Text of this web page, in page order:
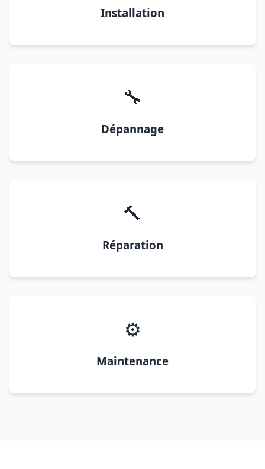
Installation
🔧
Dépannage
🔨
Réparation
⚙️
Maintenance